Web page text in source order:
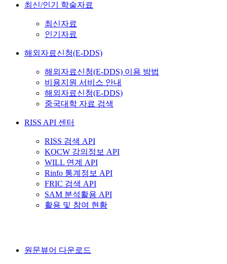
최신/인기 학술자료
최신자료
인기자료
해외자료신청(E-DDS)
해외자료신청(E-DDS) 이용 방법
비용지원 서비스 안내
해외자료신청(E-DDS)
중국대학 자료 검색
RISS API 센터
RISS 검색 API
KOCW 강의정보 API
WILL 연계 API
Rinfo 통계정보 API
FRIC 검색 API
SAM 분석활용 API
활용 및 참여 현황
원문뷰어 다운로드